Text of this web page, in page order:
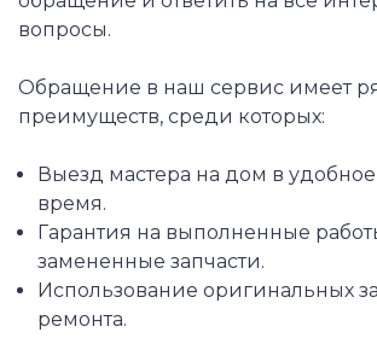
вопросы.
Обращение в наш сервис имеет
преимуществ, среди которых:
Выезд мастера на дом в
время.
Гарантия на выполненные
замененные запчасти.
Использование оригинальных
ремонта.